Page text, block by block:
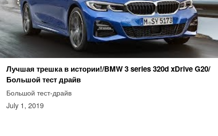
Лучшая трешка в истории!/BMW 3 series 320d xDrive G20/
Большой тест драйв
Большой тест-драйв
July 1, 2019